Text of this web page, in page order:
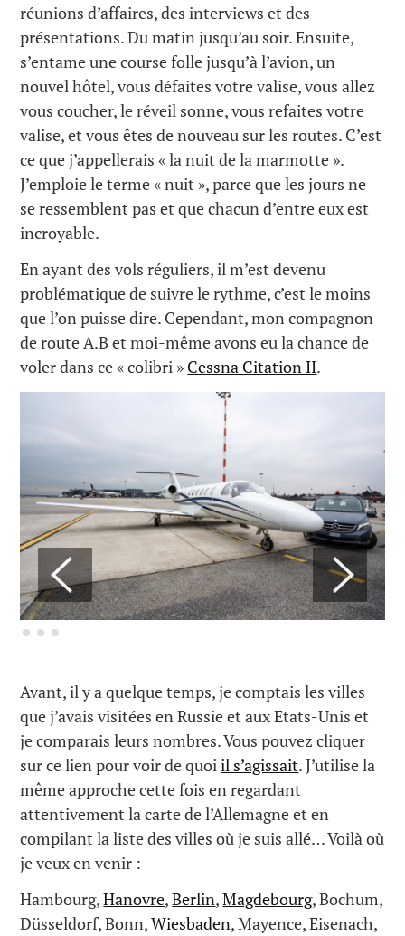
réunions d’affaires, des interviews et des
présentations. Du matin jusqu’au soir. Ensuite,
s’entame une course folle jusqu’à l’avion, un
nouvel hôtel, vous défaites votre valise, vous allez
vous coucher, le réveil sonne, vous refaites votre
valise, et vous êtes de nouveau sur les routes. C’est
ce que j’appellerais « la nuit de la marmotte ».
J’emploie le terme « nuit », parce que les jours ne
se ressemblent pas et que chacun d’entre eux est
incroyable.
En ayant des vols réguliers, il m’est devenu
problématique de suivre le rythme, c’est le moins
que l’on puisse dire. Cependant, mon compagnon
de route A.B et moi-même avons eu la chance de
voler dans ce « colibri » Cessna Citation II.
Avant, il y a quelque temps, je comptais les villes
que j’avais visitées en Russie et aux Etats-Unis et
je comparais leurs nombres. Vous pouvez cliquer
sur ce lien pour voir de quoiil s’agissait. J’utilise la
même approche cette fois en regardant
attentivement la carte de l’Allemagne et en
compilant la liste des villes où je suis allé… Voilà où
je veux en venir :
Hambourg,Hanovre,Berlin,Magdebourg, Bochum,
Düsseldorf, Bonn,Wiesbaden, Mayence, Eisenach,